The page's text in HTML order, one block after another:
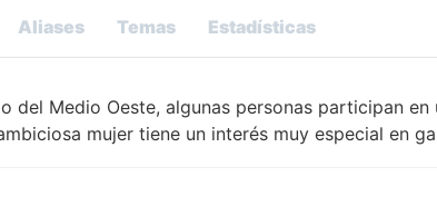
Aliases Temas Estadísticas
del Medio Oeste, algunas personas participan
mujer tiene un interés muy especial en